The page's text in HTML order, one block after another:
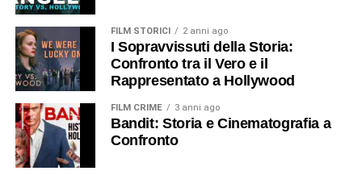
FILM STORICI 2 anni ago
I Sopravvissuti della Storia:
Confronto tra il Vero e il
Rappresentato a Hollywood
FILM CRIME 3 anni ago
Bandit: Storia e Cinematografia a
Confronto